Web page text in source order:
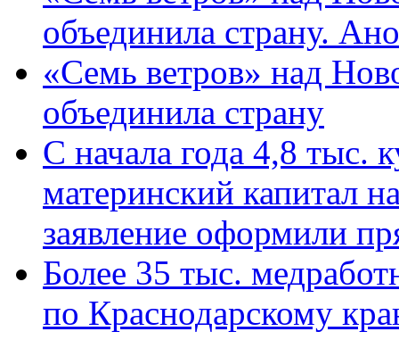
объединила страну.
«Семь ветров» над
объединила страну
С начала года 4,8 тыс.
материнский капитал
заявление оформили
Более 35 тыс.
по Краснодарскому